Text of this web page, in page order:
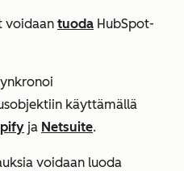
voidaan tuoda HubSpot-
käyttämällä
ja Netsuite.
voidaan luoda